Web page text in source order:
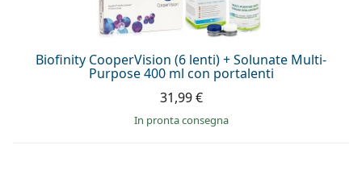
Biofinity CooperVision (6 lenti) + Solunate Multi-
Purpose 400 ml con portalenti
31,99 €
in pronta consegna